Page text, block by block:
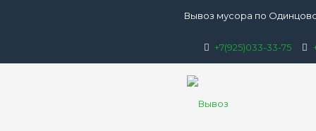
Вывоз мусора по
+7(925)033-33-75